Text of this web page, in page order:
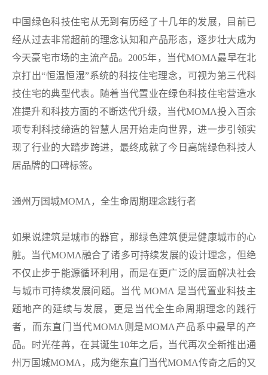
中国绿色科技住宅从无到有历经了十几年的发展，目前已
经从过去非常超前的理念认知和产品形态，逐步壮大成为
今天豪宅市场的主流产品。2005年，当代MOMΛ最早在北
京打出“恒温恒湿”系统的科技住宅理念，可视为第三代科
技住宅的典型代表。随着当代置业在绿色科技住宅营造水
准提升和科技方面的不断迭代升级，当代MOMΛ投入百余
项专利科技缔造的智慧人居开始走向世界，进一步引领实
现了行业的大踏步跨进，最终成就了今日高端绿色科技人
居品牌的口碑标签。
通州万国城MOMΛ，全生命周期理念践行者
如果说建筑是城市的器官，那绿色建筑便是健康城市的心
脏。当代MOMΛ融合了诸多可持续发展的设计理念，但绝
不仅止步于能源循环利用，而是在更广泛的层面解决社会
与城市可持续发展问题。当代 MOMΛ 是当代置业科技主
题地产的延续与发展，更是当代全生命周期理念的践行
者，而东直门当代MOMΛ则是MOMΛ产品系中最早的产
品。时光荏苒，在其诞生10年之后，当代再次全新推出通
州万国城MOMΛ，成为继东直门当代MOMΛ传奇之后的又